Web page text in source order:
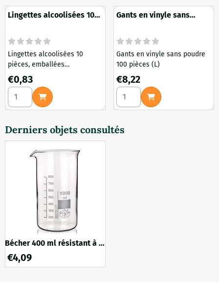
Lingettes alcoolisées 10
Lingettes alcoolisées 10
pièces, emballées
individuellement
Prix: 0,83
€0,83
Choisir la quantité pour Lingettes alcoolisées 10 pièces
Gants en vinyle sans
Gants en vinyle sans poudre
100 pièces (L)
Prix: 8,22
€8,22
Choisir la quantité pour
Derniers objets consultés
Bécher 400 ml résistant à la
chaleur Boro Haute Model
€4,09